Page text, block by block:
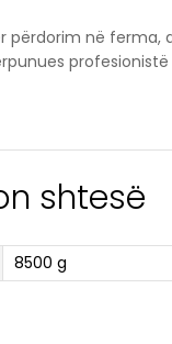
përdorim në ferma,
profesionistë
shtesë
8500 g